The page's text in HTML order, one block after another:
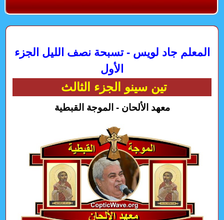
المعلم جاد لويس - تسبحة نصف الليل الجزء
الأول
تين سينو الجزء الثالث
معهد الألحان - الموجة القبطية